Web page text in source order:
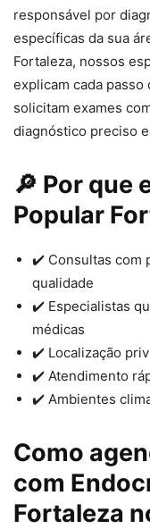
responsável por
específicas da sua
Fortaleza, nossos
explicam cada
solicitam exames
diagnóstico preciso
🔎 Por que
Popular
✔️ Consultas com
qualidade
✔️ Especialistas
médicas
✔️ Localização
✔️ Atendimento
✔️ Ambientes
Como
com
Fortaleza